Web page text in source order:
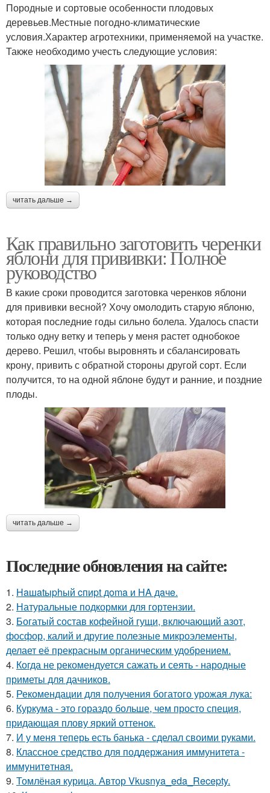
Породные и сортовые особенности плодовых
деревьев.Местные погодно-климатические
условия.Характер агротехники, применяемой на участке.
Также необходимо учесть следующие условия:
читать дальше →
Как правильно заготовить черенки
яблони для прививки: Полное
руководство
В какие сроки проводится заготовка черенков яблони
для прививки весной? Хочу омолодить старую яблоню,
которая последние годы сильно болела. Удалось спасти
только одну ветку и теперь у меня растет однобокое
дерево. Решил, чтобы выровнять и сбалансировать
крону, привить с обратной стороны другой сорт. Если
получится, то на одной яблоне будут и ранние, и поздние
плоды.
читать дальше →
Последние обновления на сайте:
1. Haшatыphый cпиpt дoma и HA дaчe.
2. Натуральные подкормки для гортензии.
3. Богатый состав кофейной гущи, включающий азот,
фосфор, калий и другие полезные микроэлементы,
делает её прекрасным органическим удобрением.
4. Когда не рекомендуется сажать и сеять - народные
приметы для дачников.
5. Рекомендации для получения богатого урожая лука:
6. Куркума - это гораздо больше, чем просто специя,
придающая плову яркий оттенок.
7. И у меня теперь есть банька - сделал своими руками.
8. Классное средство для поддержания иммунитета -
иммyнитeтнaя.
9. Томлёная курица. Автор Vkusnya_eda_Recepty.